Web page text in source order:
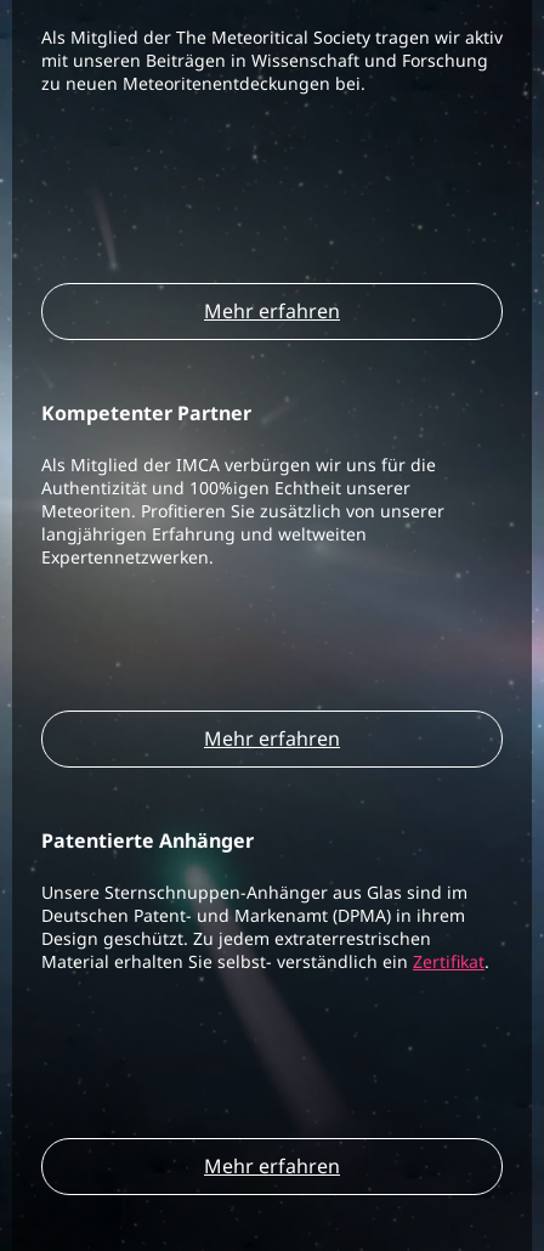
Als Mitglied der The Meteoritical Society tragen wir aktiv
mit unseren Beiträgen in Wissenschaft und Forschung
zu neuen Meteoritenentdeckungen bei.
Mehr erfahren
Kompetenter Partner
Als Mitglied der IMCA verbürgen wir uns für die
Authentizität und 100%igen Echtheit unserer
Meteoriten. Profitieren Sie zusätzlich von unserer
langjährigen Erfahrung und weltweiten
Expertennetzwerken.
Mehr erfahren
Patentierte Anhänger
Unsere Sternschnuppen-Anhänger aus Glas sind im
Deutschen Patent- und Markenamt (DPMA) in ihrem
Design geschützt. Zu jedem extraterrestrischen
Material erhalten Sie selbst- verständlich ein Zertifikat.
Mehr erfahren